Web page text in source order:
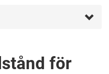
för